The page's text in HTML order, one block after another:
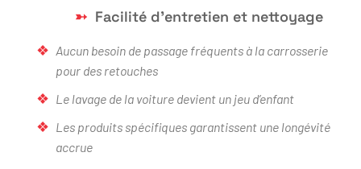
Facilité d’entretien et nettoyage
Aucun besoin de passage fréquents à la carrosserie
pour des retouches
Le lavage de la voiture devient un jeu d’enfant
Les produits spécifiques garantissent une longévité
accrue